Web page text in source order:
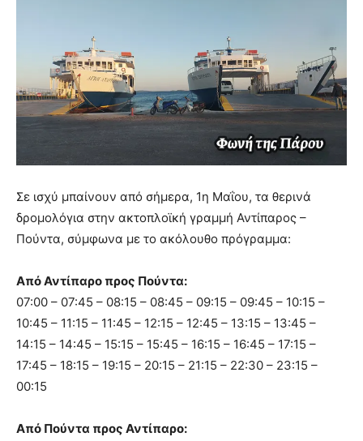
Σε ισχύ μπαίνουν από σήμερα, 1η Μαΐου, τα θερινά
δρομολόγια στην ακτοπλοϊκή γραμμή Αντίπαρος –
Πούντα, σύμφωνα με το ακόλουθο πρόγραμμα:
Από Αντίπαρο προς Πούντα:
07:00 – 07:45 – 08:15 – 08:45 – 09:15 – 09:45 – 10:15 –
10:45 – 11:15 – 11:45 – 12:15 – 12:45 – 13:15 – 13:45 –
14:15 – 14:45 – 15:15 – 15:45 – 16:15 – 16:45 – 17:15 –
17:45 – 18:15 – 19:15 – 20:15 – 21:15 – 22:30 – 23:15 –
00:15
Από Πούντα προς Αντίπαρο: